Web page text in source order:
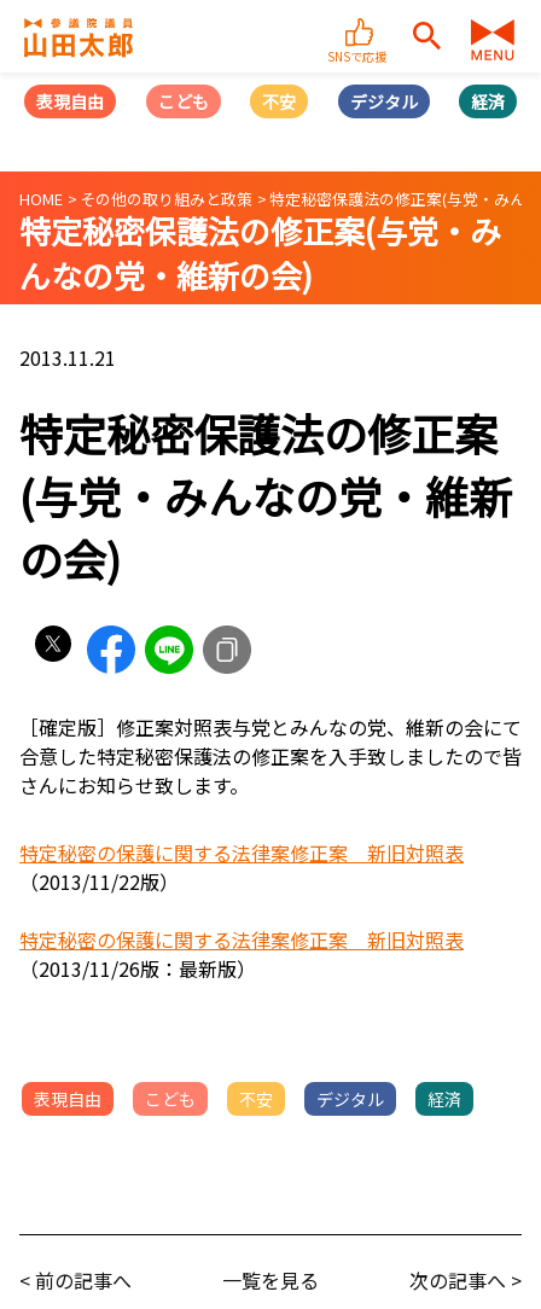
SNSで応援
表現自由 こども 不安 デジタル 経済
HOME その他の取り組みと政策 特定秘密保護法の修正案(与党・みん
特定秘密保護法の修正案(与党・み
んなの党・維新の会)
2013.11.21
特定秘密保護法の修正案
(与党・みんなの党・維新
の会)
［確定版］修正案対照表与党とみんなの党、維新の会にて
合意した特定秘密保護法の修正案を入手致しましたので皆
さんにお知らせ致します。
特定秘密の保護に関する法律案修正案 新旧対照表
（2013/11/22版）
特定秘密の保護に関する法律案修正案 新旧対照表
（2013/11/26版：最新版）
表現自由 こども 不安 デジタル 経済
< 前の記事へ 一覧を見る 次の記事へ >